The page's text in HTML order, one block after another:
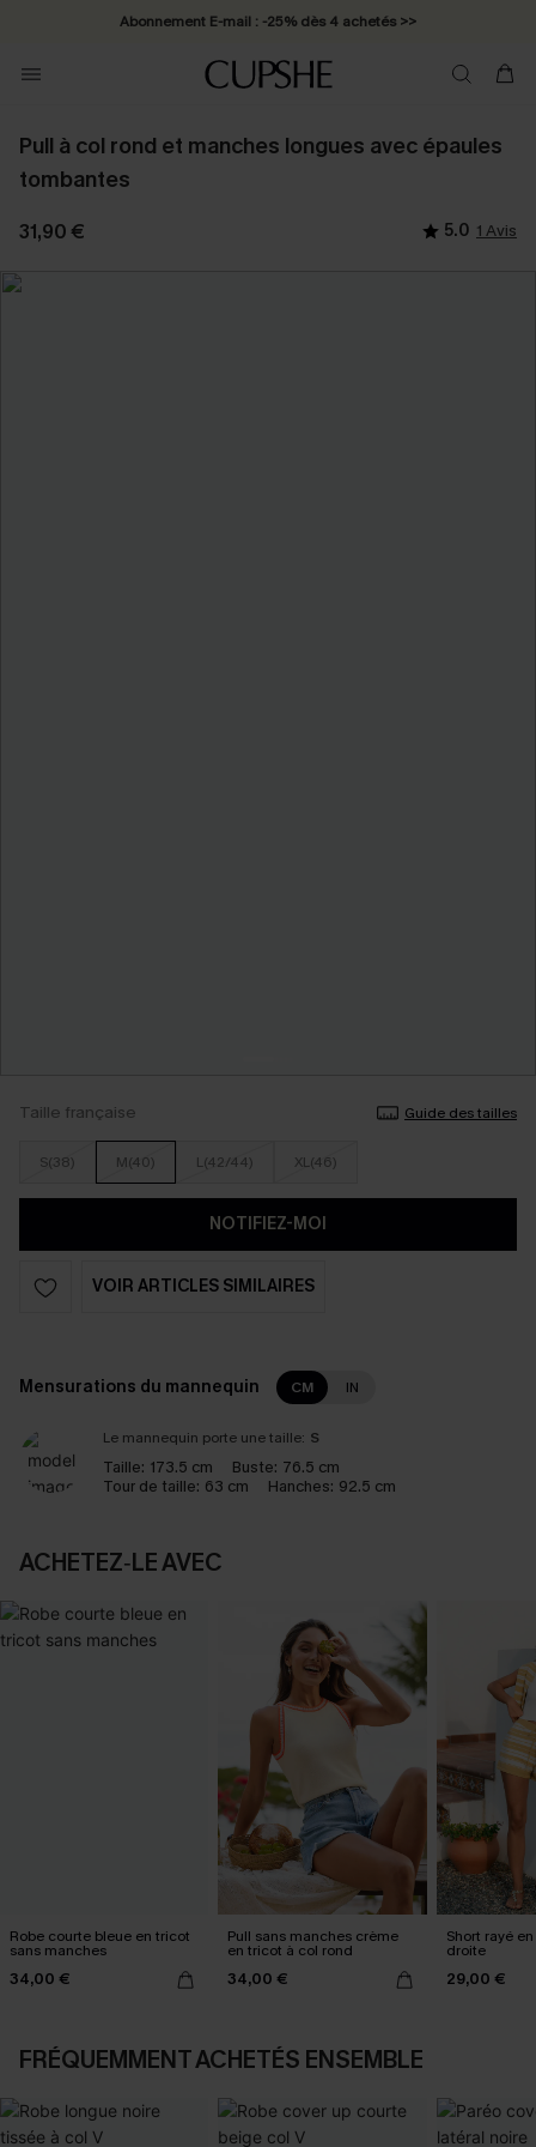
Abonnement E-mail : -25% dès 4 achetés >>
Pull à col rond et manches longues avec épaules
tombantes
31,90 € 5.0 1 Avis
Taille française Guide des tailles
S(38) M(40) L(42/44) XL(46)
NOTIFIEZ-MOI
VOIR ARTICLES SIMILAIRES
Mensurations du mannequin CM IN
Le mannequin porte une taille: S
Taille: 173.5 cm Buste: 76.5 cm
Tour de taille: 63 cm Hanches: 92.5 cm
ACHETEZ‑LE AVEC
Robe courte bleue en tricot
sans manches
34,00 €
Pull sans manches crème
en tricot à col rond
34,00 €
Short rayé
droite
29,00 €
FRÉQUEMMENT ACHETÉS ENSEMBLE